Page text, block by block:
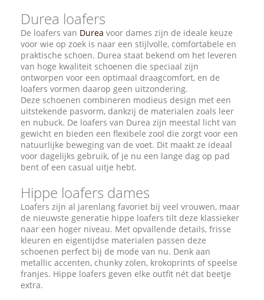
Durea loafers
De loafers van Durea voor dames zijn de ideale keuze
voor wie op zoek is naar een stijlvolle, comfortabele en
praktische schoen. Durea staat bekend om het leveren
van hoge kwaliteit schoenen die speciaal zijn
ontworpen voor een optimaal draagcomfort, en de
loafers vormen daarop geen uitzondering.
Deze schoenen combineren modieus design met een
uitstekende pasvorm, dankzij de materialen zoals leer
en nubuck. De loafers van Durea zijn meestal licht van
gewicht en bieden een flexibele zool die zorgt voor een
natuurlijke beweging van de voet. Dit maakt ze ideaal
voor dagelijks gebruik, of je nu een lange dag op pad
bent of een casual uitje hebt.
Hippe loafers dames
Loafers zijn al jarenlang favoriet bij veel vrouwen, maar
de nieuwste generatie hippe loafers tilt deze klassieker
naar een hoger niveau. Met opvallende details, frisse
kleuren en eigentijdse materialen passen deze
schoenen perfect bij de mode van nu. Denk aan
metallic accenten, chunky zolen, krokoprints of speelse
franjes. Hippe loafers geven elke outfit nét dat beetje
extra.